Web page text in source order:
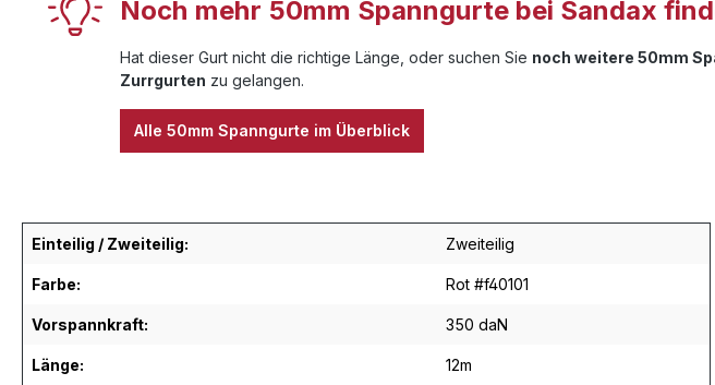
Noch mehr 50mm Spanngurte bei Sandax
Hat dieser Gurt nicht die richtige Länge, oder suchen Sie noch weitere 50mm
Zurrgurten zu gelangen.
Alle 50mm Spanngurte im Überblick
Einteilig / Zweiteilig: Zweiteilig
Farbe: Rot #f40101
Vorspannkraft: 350 daN
Länge: 12m